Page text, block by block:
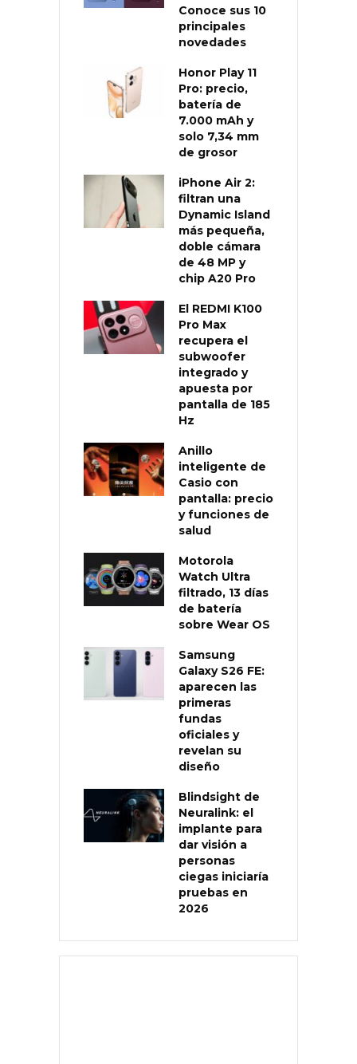
Conoce sus 10
principales
novedades
Honor Play 11
Pro: precio,
batería de
7.000 mAh y
solo 7,34 mm
de grosor
iPhone Air 2:
filtran una
Dynamic Island
más pequeña,
doble cámara
de 48 MP y
chip A20 Pro
El REDMI K100
Pro Max
recupera el
subwoofer
integrado y
apuesta por
pantalla de 185
Hz
Anillo
inteligente de
Casio con
pantalla: precio
y funciones de
salud
Motorola
Watch Ultra
filtrado, 13 días
de batería
sobre Wear OS
Samsung
Galaxy S26 FE:
aparecen las
primeras
fundas
oficiales y
revelan su
diseño
Blindsight de
Neuralink: el
implante para
dar visión a
personas
ciegas iniciaría
pruebas en
2026